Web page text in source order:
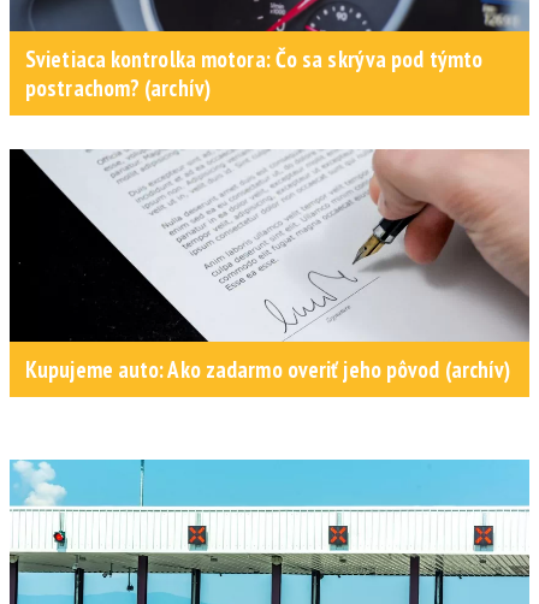
Svietiaca kontrolka motora: Čo sa skrýva pod týmto
postrachom? (archív)
Kupujeme auto: Ako zadarmo overiť jeho pôvod (archív)